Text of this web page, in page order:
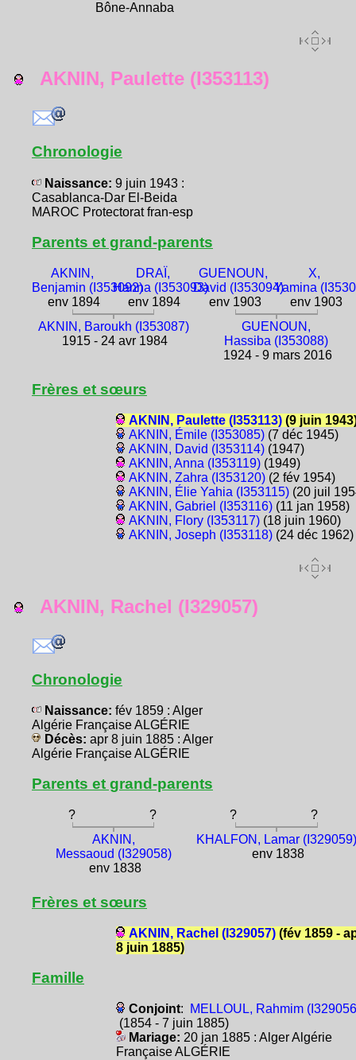
Bône-Annaba
AKNIN, Paulette (I353113)
Chronologie
Naissance: 9 juin 1943 :
Casablanca-Dar El-Beida
MAROC Protectorat fran-esp
Parents et grand-parents
AKNIN,
Benjamin (I353092)
env 1894
DRAÏ,
Hanna (I353093)
env 1894
GUENOUN,
David (I353094)
env 1903
X,
Yamina
env 1903
AKNIN, Baroukh (I353087)
1915 - 24 avr 1984
GUENOUN,
Hassiba (I353088)
1924 - 9 mars 2016
Frères et sœurs
AKNIN, Paulette (I353113)(9 juin
AKNIN, Émile (I353085)(7 déc 1945)
AKNIN, David (I353114)(1947)
AKNIN, Anna (I353119)(1949)
AKNIN, Zahra (I353120)(2 fév 1954)
AKNIN, Élie Yahia (I353115)(20 juil
AKNIN, Gabriel (I353116)(11 jan 1958)
AKNIN, Flory (I353117)(18 juin 1960)
AKNIN, Joseph (I353118)(24 déc 1962)
AKNIN, Rachel (I329057)
Chronologie
Naissance: fév 1859 : Alger
Algérie Française ALGÉRIE
Décès: apr 8 juin 1885 : Alger
Algérie Française ALGÉRIE
Parents et grand-parents
? ? ?
?
AKNIN,
Messaoud (I329058)
env 1838
KHALFON, Lamar (I329059)
env 1838
Frères et sœurs
AKNIN, Rachel (I329057)(fév 1859 -
8 juin 1885)
Famille
Conjoint:
MELLOUL, Rahmim
(1854 - 7 juin 1885)
Mariage: 20 jan 1885 : Alger Algérie
Française ALGÉRIE